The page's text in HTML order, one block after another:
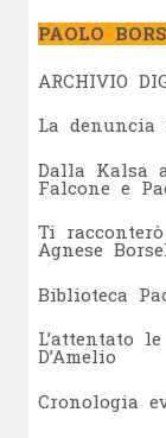
PAOLO
ARCHIVIO
La denuncia
Dalla Kalsa
Falcone e
Ti
Agnese
Biblioteca
L’attentato
D’Amelio
Cronologia